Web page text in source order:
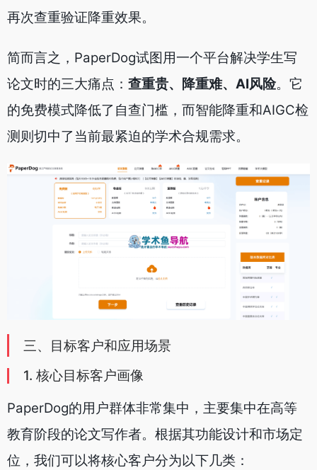
再次查重验证降重效果。
简而言之，PaperDog试图用一个平台解决学生写
论文时的三大痛点： 查重贵、降重难、AI风险。它
的免费模式降低了自查门槛，而智能降重和AIGC检
测则切中了当前最紧迫的学术合规需求。
三、目标客户和应用场景
1. 核心目标客户画像
PaperDog的用户群体非常集中，主要集中在高等
教育阶段的论文写作者。根据其功能设计和市场定
位，我们可以将核心客户分为以下几类：